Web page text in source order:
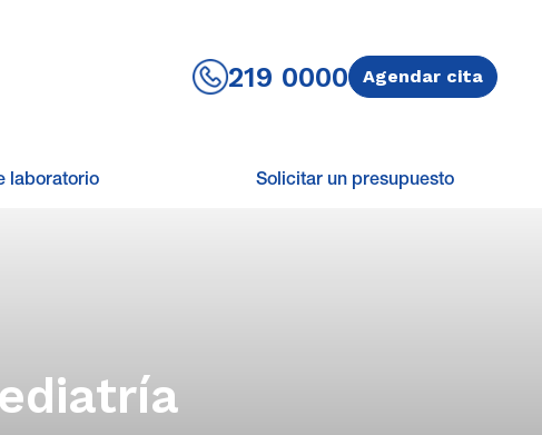
219 0000 Agendar cita
laboratorio Solicitar un presupuesto